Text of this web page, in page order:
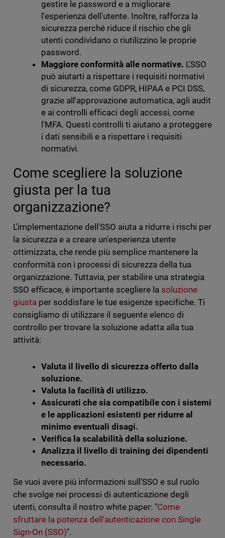
gestire le password e a migliorare
l'esperienza dell'utente. Inoltre, rafforza la
sicurezza perché riduce il rischio che gli
utenti condividano o riutilizzino le proprie
password.
Maggiore conformità alle normative. L'SSO
può aiutarti a rispettare i requisiti normativi
di sicurezza, come GDPR, HIPAA e PCI DSS,
grazie all'approvazione automatica, agli audit
e ai controlli efficaci degli accessi, come
l'MFA. Questi controlli ti aiutano a proteggere
i dati sensibili e a rispettare i requisiti
normativi.
Come scegliere la soluzione
giusta per la tua
organizzazione?
L'implementazione dell'SSO aiuta a ridurre i rischi per
la sicurezza e a creare un'esperienza utente
ottimizzata, che rende più semplice mantenere la
conformità con i processi di sicurezza della tua
organizzazione. Tuttavia, per stabilire una strategia
SSO efficace, è importante scegliere la soluzione
giustaper soddisfare le tue esigenze specifiche. Ti
consigliamo di utilizzare il seguente elenco di
controllo per trovare la soluzione adatta alla tua
attività:
Valuta il livello di sicurezza offerto dalla
soluzione.
Valuta la facilità di utilizzo.
Assicurati che sia compatibile con i sistemi
e le applicazioni esistenti per ridurre al
minimo eventuali disagi.
Verifica la scalabilità della soluzione.
Analizza il livello di training dei dipendenti
necessario.
Se vuoi avere più informazioni sull'SSO e sul ruolo
che svolge nei processi di autenticazione degli
utenti, consulta il nostro white paper: "Come
sfruttare la potenza dell'autenticazione con Single
Sign-On (SSO)".